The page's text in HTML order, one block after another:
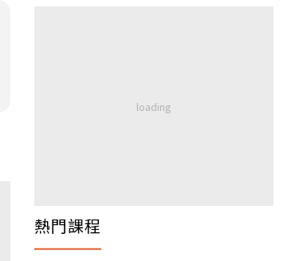
熱門課程